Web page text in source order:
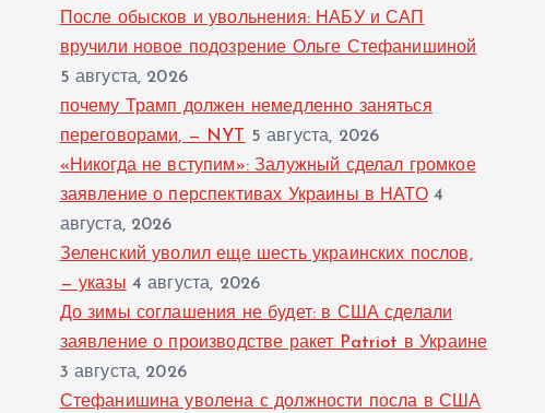
После обысков и увольнения: НАБУ и САП
вручили новое подозрение Ольге Стефанишиной
5 августа, 2026
почему Трамп должен немедленно заняться
переговорами, — NYT
5 августа, 2026
«Никогда не вступим»: Залужный сделал громкое
заявление о перспективах Украины в НАТО 4
августа, 2026
Зеленский уволил еще шесть украинских послов,
— указы 4 августа, 2026
До зимы соглашения не будет: в США сделали
заявление о производстве ракет Patriot в Украине
3 августа, 2026
Стефанишина уволена с должности посла в США